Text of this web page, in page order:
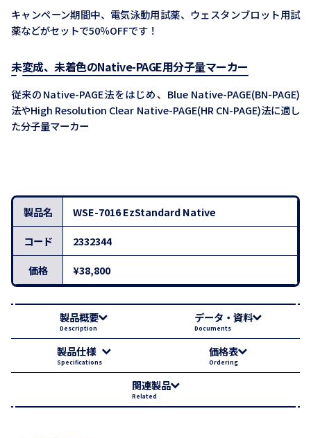
キャンペーン期間中、電気泳動用試薬、ウェスタンブロット用試
薬などがセットで50％OFFです！
未変成、未着色のNative-PAGE用分子量マーカー
従来のNative-PAGE法をはじめ、Blue Native-PAGE(BN-PAGE)
法やHigh Resolution Clear Native-PAGE(HR CN-PAGE)法に適し
た分子量マーカー
製品名
WSE-7016 EzStandard Native
コード
2332344
価格
¥38,800
製品概要
Description
データ・資料
Documents
製品仕様
Specifications
価格表
Ordering
関連製品
Related